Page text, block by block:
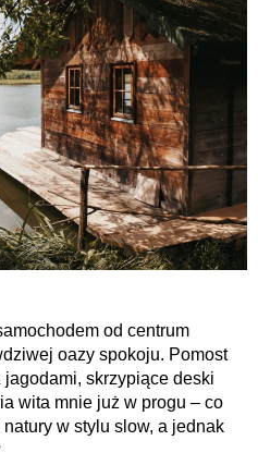
od centrum
oazy spokoju. Pomost
skrzypiące deski
wita mnie już w progu – co
w stylu slow, a jednak